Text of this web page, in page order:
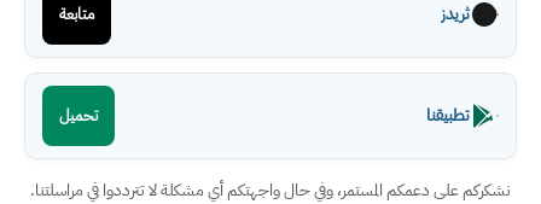
ثريدز متابعة
تطبيقنا تحميل
نشكركم على دعمكم المستمر، وفي حال واجهتكم أي مشكلة لا تترددوا في مراسلتنا.